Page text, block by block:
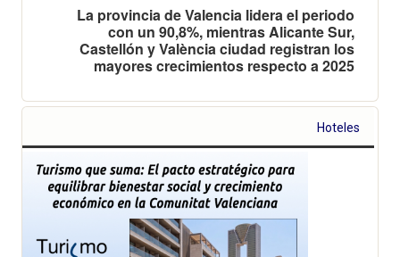
La provincia de Valencia lidera el periodo
con un 90,8%, mientras Alicante Sur,
Castellón y València ciudad registran los
mayores crecimientos respecto a 2025
Hoteles